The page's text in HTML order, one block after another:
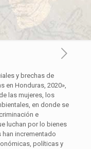
y brechas de
en Honduras, 2020»,
las mujeres, los
en donde se
e
luchan por lo bienes
incrementado
políticas y